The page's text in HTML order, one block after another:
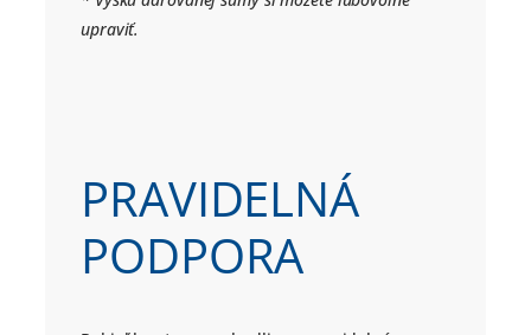
upraviť.
PRAVIDELNÁ
PODPORA